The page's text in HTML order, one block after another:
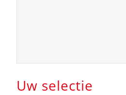
Uw selectie